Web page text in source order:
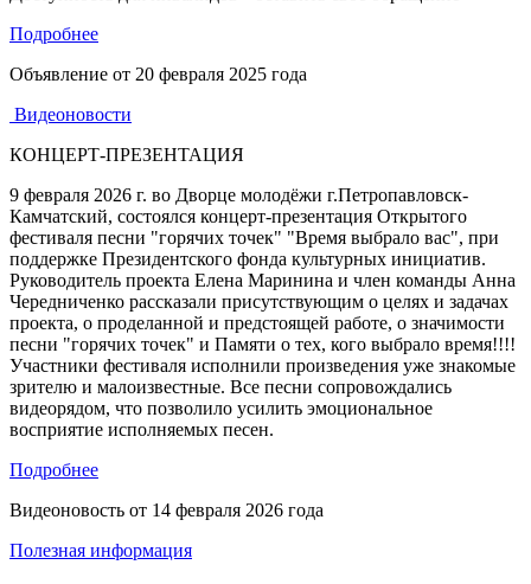
Подробнее
Объявление от 20 февраля 2025 года
Видеоновости
КОНЦЕРТ-ПРЕЗЕНТАЦИЯ
9 февраля 2026 г. во Дворце молодёжи г.Петропавловск-
Камчатский, состоялся концерт-презентация Открытого
фестиваля песни "горячих точек" "Время выбрало вас", при
поддержке Президентского фонда культурных инициатив.
Руководитель проекта Елена Маринина и член команды Анна
Чередниченко рассказали присутствующим о целях и задачах
проекта, о проделанной и предстоящей работе, о значимости
песни "горячих точек" и Памяти о тех, кого выбрало время!!!!
Участники фестиваля исполнили произведения уже знакомые
зрителю и малоизвестные. Все песни сопровождались
видеорядом, что позволило усилить эмоциональное
восприятие исполняемых песен.
Подробнее
Видеоновость от 14 февраля 2026 года
Полезная информация